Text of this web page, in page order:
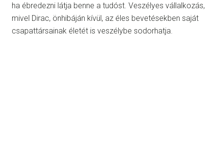
ha ébredezni látja benne a tudóst. Veszélyes vállalkozás,
mivel Dirac, önhibáján kívül, az éles bevetésekben saját
csapattársainak életét is veszélybe sodorhatja.